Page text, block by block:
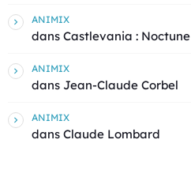
ANIMIX
dans Castlevania : Noctune
ANIMIX
dans Jean-Claude Corbel
ANIMIX
dans Claude Lombard